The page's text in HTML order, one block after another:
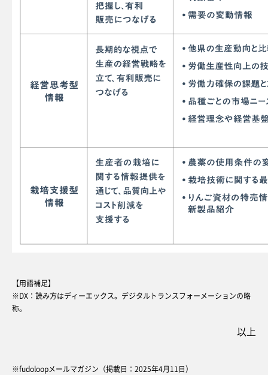
【用語補足】
※DX：読み方はディーエックス。デジタルトランスフォーメーションの略
称。
以上
※fudoloopメールマガジン（掲載日：2025年4月11日）